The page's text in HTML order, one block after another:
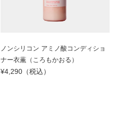
ノンシリコン アミノ酸コンディショ
ナー衣薫（ころもかおる）
¥4,290（税込）